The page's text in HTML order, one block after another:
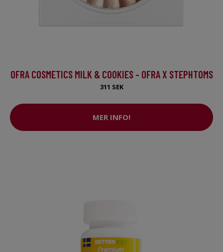
OFRA COSMETICS MILK & COOKIES - OFRA X STEPHTOMS
311 SEK
MER INFO!